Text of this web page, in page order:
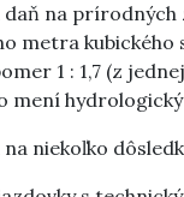
daň na
metra
1 : 1,7 (z
niekoľko